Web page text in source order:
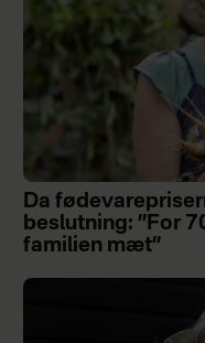
Da
beslutning: ”For
familien mæt”